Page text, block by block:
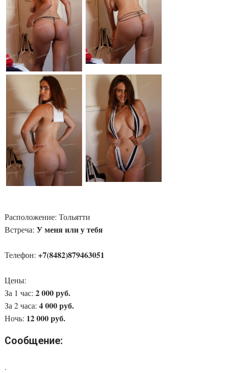
Расположение: Тольятти
Встреча: У меня или у тебя
Телефон: +7(8482)879463051
Цены:
За 1 час: 2 000 руб.
За 2 часа: 4 000 руб.
Ночь: 12 000 руб.
Сообщение:
.